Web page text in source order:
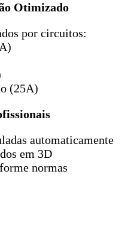
Otimizado
por circuitos:
(25A)
automaticamente
em 3D
normas